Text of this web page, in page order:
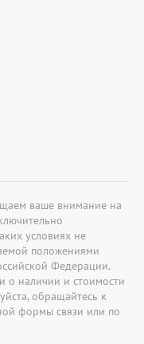
ваше внимание на
условиях не
положениями
Федерации.
наличии и стоимости
обращайтесь к
формы связи или по